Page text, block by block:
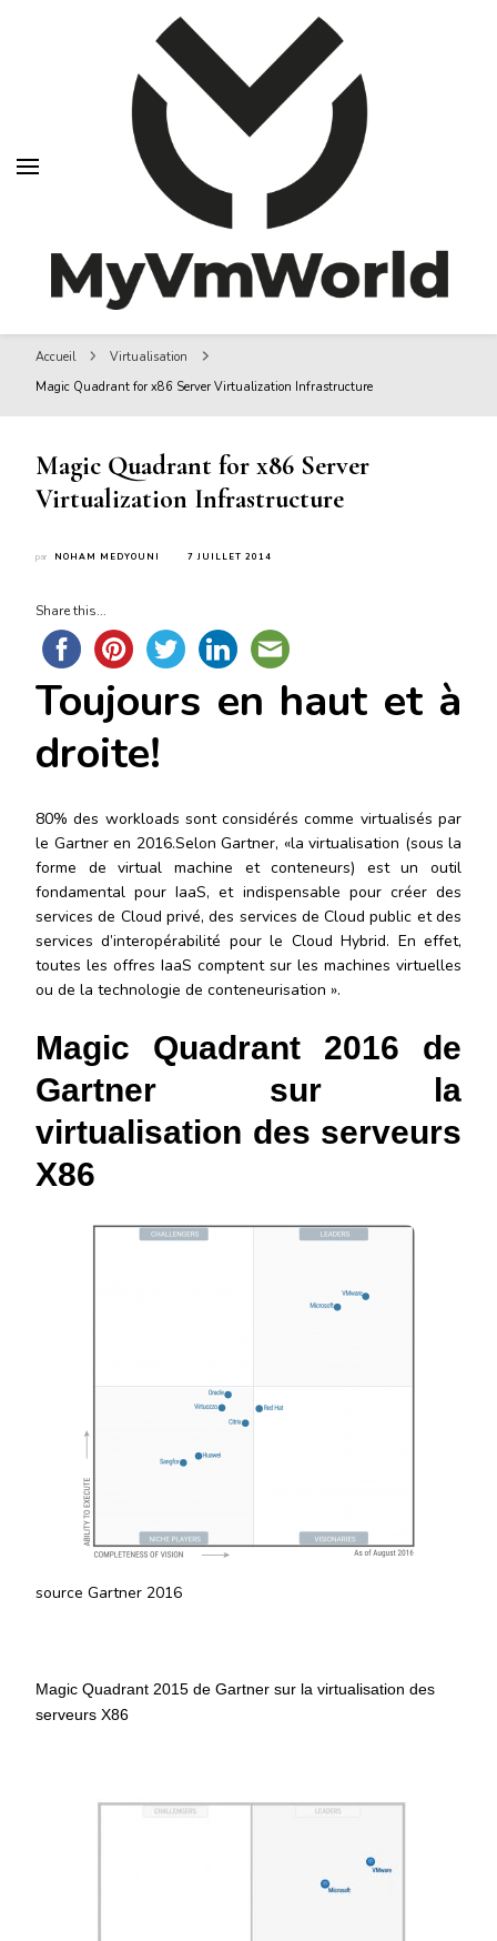
MyVMworld
MyVMworld
Accueil
Virtualisation
Magic Quadrant for x86 Server Virtualization Infrastructure
Magic Quadrant for x86 Server
Virtualization Infrastructure
par NOHAM MEDYOUNI 7 JUILLET 2014
Share this...
Toujours en haut et à
droite!
80% des workloads sont considérés comme virtualisés par
le Gartner en 2016.Selon Gartner, «la virtualisation (sous la
forme de virtual machine et conteneurs) est un outil
fondamental pour IaaS, et indispensable pour créer des
services de Cloud privé, des services de Cloud public et des
services d’interopérabilité pour le Cloud Hybrid. En effet,
toutes les offres IaaS comptent sur les machines virtuelles
ou de la technologie de conteneurisation ».
Magic Quadrant 2016 de
Gartner sur la
virtualisation des serveurs
X86
source Gartner 2016
Magic Quadrant 2015 de Gartner sur la virtualisation des
serveurs X86